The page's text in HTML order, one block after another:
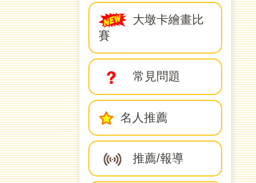
大墩卡繪畫比
賽
常見問題
名人推薦
推薦/報導